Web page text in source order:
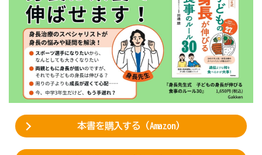
本書を購入する（Amazon）